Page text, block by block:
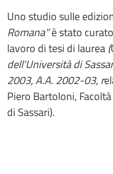
Uno studio sulIe
Romana"è stato
lavoro di tesi di laurea(
dell'Università di
2003, A.A. 2002-03, r
Piero Bartoloni,
di Sassari).